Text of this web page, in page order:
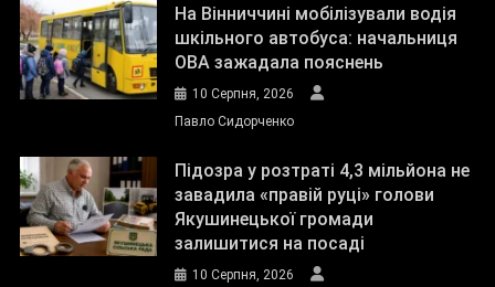
На Вінниччині мобілізували водія
шкільного автобуса: начальниця
ОВА зажадала пояснень
10 Серпня, 2026
Павло Сидорченко
Підозра у розтраті 4,3 мільйона не
завадила «правій руці» голови
Якушинецької громади
залишитися на посаді
10 Серпня, 2026